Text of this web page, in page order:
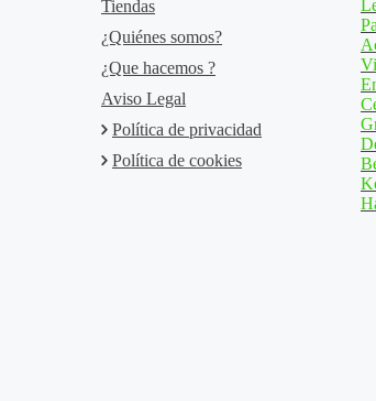
Tiendas
¿Quiénes somos?
¿Que hacemos ?
Aviso Legal
Política de privacidad
Política de cookies